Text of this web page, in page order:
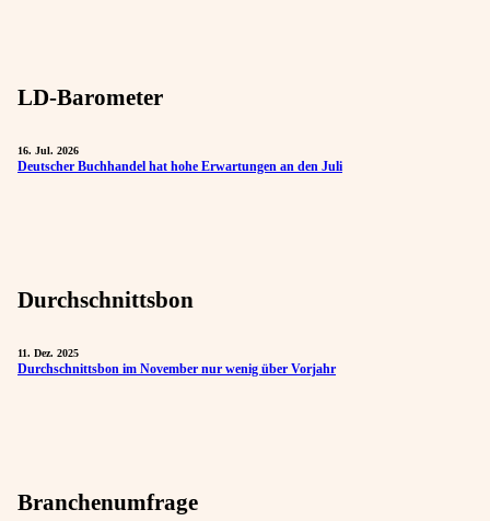
LD-Barometer
16. Jul. 2026
Deutscher Buchhandel hat hohe Erwartungen an den Juli
Durchschnittsbon
11. Dez. 2025
Durchschnittsbon im November nur wenig über Vorjahr
Branchenumfrage